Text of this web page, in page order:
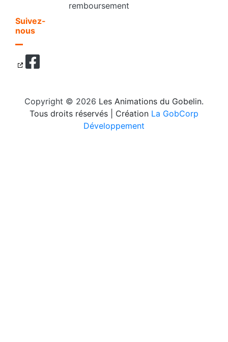
Suivez-
nous
remboursement
Copyright © 2026 Les Animations du Gobelin.
Tous droits réservés
| Création La GobCorp
Développement